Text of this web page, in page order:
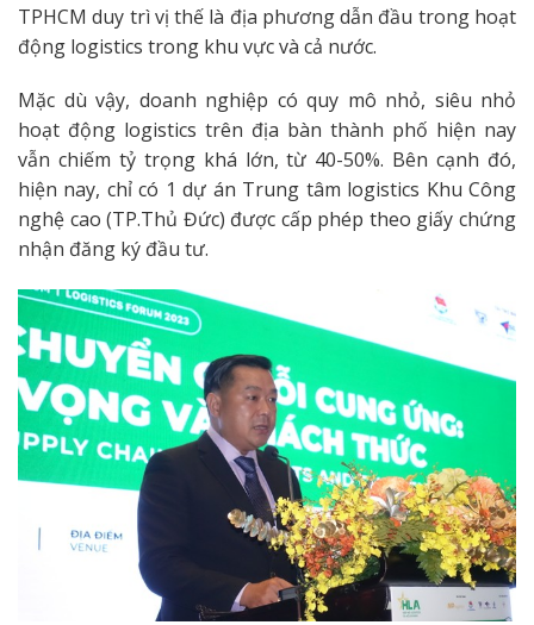
TPHCM duy trì vị thế là địa phương dẫn đầu trong hoạt
động logistics trong khu vực và cả nước.
Mặc dù vậy, doanh nghiệp có quy mô nhỏ, siêu nhỏ
hoạt động logistics trên địa bàn thành phố hiện nay
vẫn chiếm tỷ trọng khá lớn, từ 40-50%. Bên cạnh đó,
hiện nay, chỉ có 1 dự án Trung tâm logistics Khu Công
nghệ cao (TP.Thủ Đức) được cấp phép theo giấy chứng
nhận đăng ký đầu tư.